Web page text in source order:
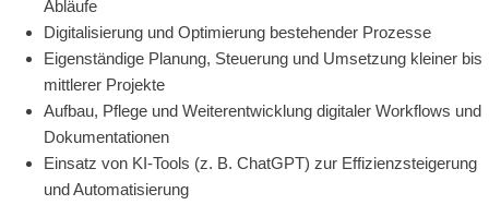
Abläufe
Digitalisierung und Optimierung bestehender Prozesse
Eigenständige Planung, Steuerung und Umsetzung kleiner bis
mittlerer Projekte
Aufbau, Pflege und Weiterentwicklung digitaler Workflows und
Dokumentationen
Einsatz von KI-Tools (z. B. ChatGPT) zur Effizienzsteigerung
und Automatisierung